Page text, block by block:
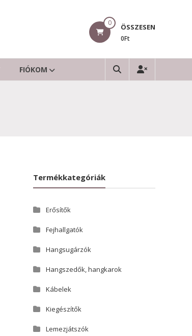
0 ÖSSZESEN
0Ft
FIÓKOM
Termékkategóriák
Erősítők
Fejhallgatók
Hangsugárzók
Hangszedők, hangkarok
Kábelek
Kiegészítők
Lemezjátszók